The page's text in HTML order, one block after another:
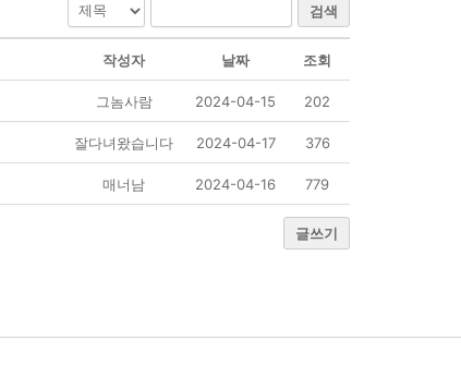
검색
작성자 날짜 조회
그놈사람 2024-04-15 202
잘다녀왔습니다 2024-04-17 376
매너남 2024-04-16 779
글쓰기